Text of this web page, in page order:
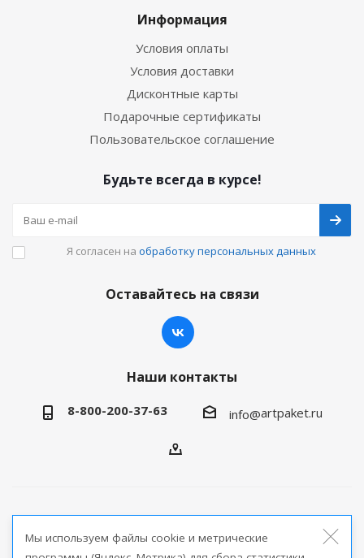
Информация
Условия оплаты
Условия доставки
Дисконтные карты
Подарочные сертификаты
Пользовательское соглашение
Будьте всегда в курсе!
Я согласен на обработку персональных данных
Оставайтесь на связи
Наши контакты
8-800-200-37-63 info@artpaket.ru
продукции
Мы используем файлы cookie и метрические